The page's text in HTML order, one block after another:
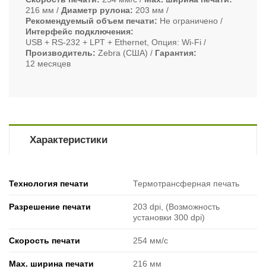
216 мм
Диаметр рулона
203 мм
Рекомендуемый объем печати
Не ограничено
Интерфейс подключения
USB + RS-232 + LPT + Ethernet, Опция: Wi-Fi
Производитель
Zebra (США)
Гарантия
12 месяцев
Характеристики
Технология печати Термотрансферная печать
Разрешение печати
203 dpi, (Возможность
установки 300 dpi)
Скорость печати 254 мм/с
Max. ширина печати 216 мм